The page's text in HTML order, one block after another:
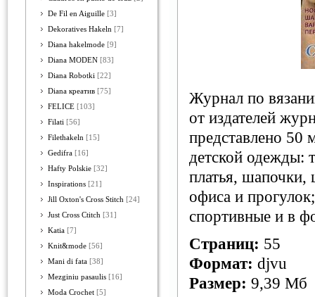
De Fil en Aiguille [3]
Dekoratives Hakeln [7]
Diana hakelmode [9]
Diana MODEN [83]
Diana Robotki [22]
Diana креатив [75]
FELICE [103]
Filati [56]
Filethakeln [15]
Gedifra [16]
Hafty Polskie [32]
Inspirations [21]
Jill Oxton's Cross Stitch [24]
Just Cross Ctitch [31]
Katia [7]
Knit&mode [56]
Mani di fata [38]
Mezginiu pasaulis [16]
Moda Crochet [5]
Журнал по
от издателей
представлено 50
детской одежды:
платья,
офиса и
спортивные и в
Страниц: 55
Формат: djvu
Размер: 9,39 Мб